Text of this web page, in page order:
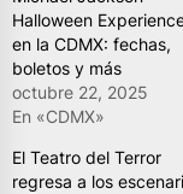
Halloween
en la CDMX: fechas,
boletos y más
octubre 22, 2025
En «CDMX»
El Teatro del Terror
regresa a los